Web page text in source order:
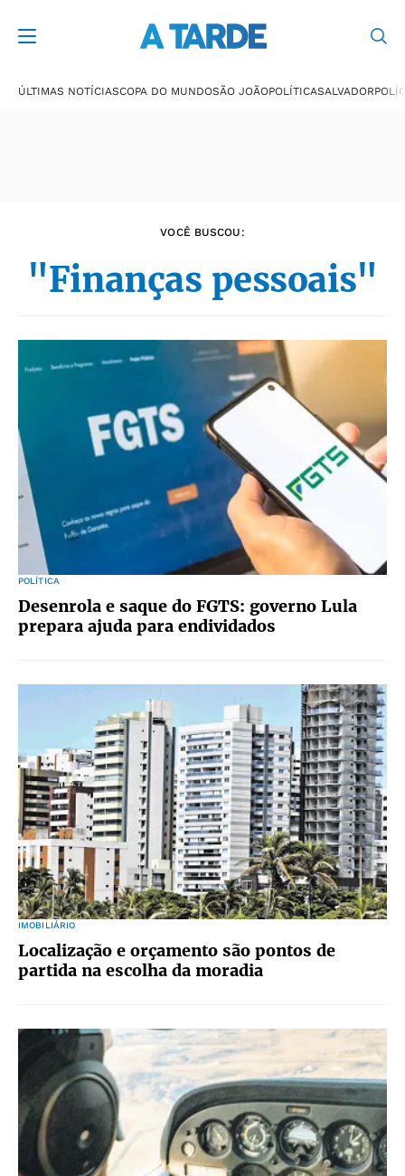
ÚLTIMAS NOTÍCIASCOPA DO MUNDOSÃO JOÃOPOLÍTICASALVADOR
VOCÊ BUSCOU:
"Finanças pessoais"
POLÍTICA
Desenrola e saque do FGTS: governo Lula
prepara ajuda para endividados
IMOBILIÁRIO
Localização e orçamento são pontos de
partida na escolha da moradia